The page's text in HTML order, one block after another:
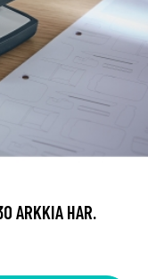
ARKKIA HAR.